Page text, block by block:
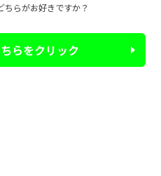
ちらがお好きですか？
らをクリック